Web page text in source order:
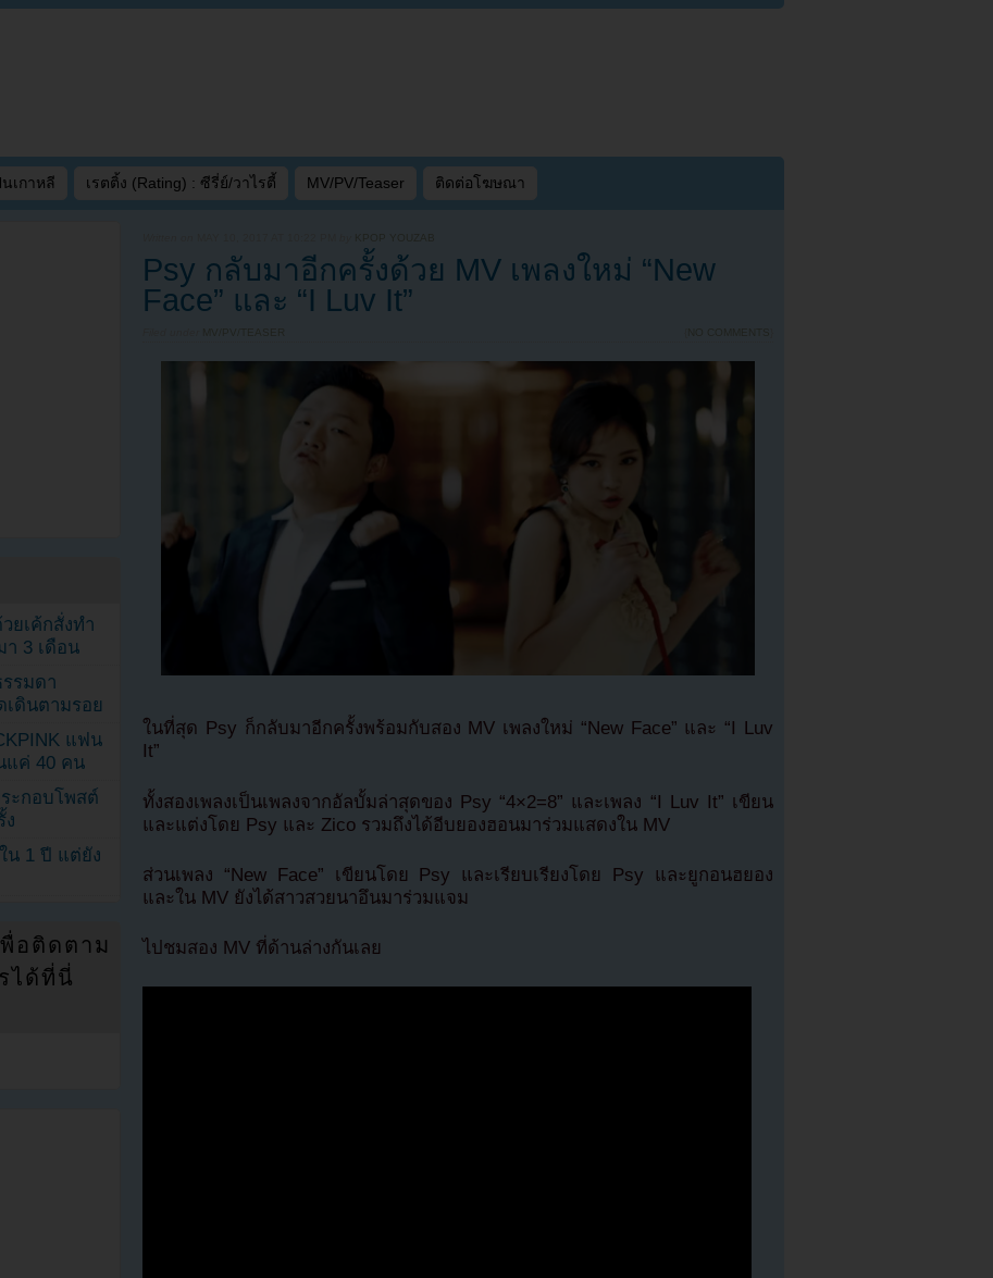
เกาหลี เรตติ้ง (Rating) : ซีรี่ย์/วาไรตี้ MV/PV/Teaser ติดต่อโฆษณา
KPOP YOUZAB
Psy กลับมาอีกครั้งด้วย MV เพลงใหม่ “New
Face” และ “I Luv It”
MV/PV/TEASER NO COMMENTS
ในที่สุด Psy ก็กลับมาอีกครั้งพร้อมกับสอง MV เพลงใหม่ “New Face” และ “I Luv
It”
ทั้งสองเพลงเป็นเพลงจากอัลบั้มล่าสุดของ Psy “4×2=8” และเพลง “I Luv It” เขียน
และแต่งโดย Psy และ Zico รวมถึงได้อีบยองฮอนมาร่วมแสดงใน MV
ส่วนเพลง “New Face” เขียนโดย Psy และเรียบเรียงโดย Psy และยูกอนฮยอง
และใน MV ยังได้สาวสวยนาอึนมาร่วมแจม
ไปชมสอง MV ที่ด้านล่างกันเลย
ยเค้กสั่งทำ
า 3 เดือน
รมดา
ดินตามรอย
แฟน
แค่ 40 คน
ะกอบโพสต์
ง
น 1 ปี แต่ยัง
อติดตาม
ได้ที่นี่